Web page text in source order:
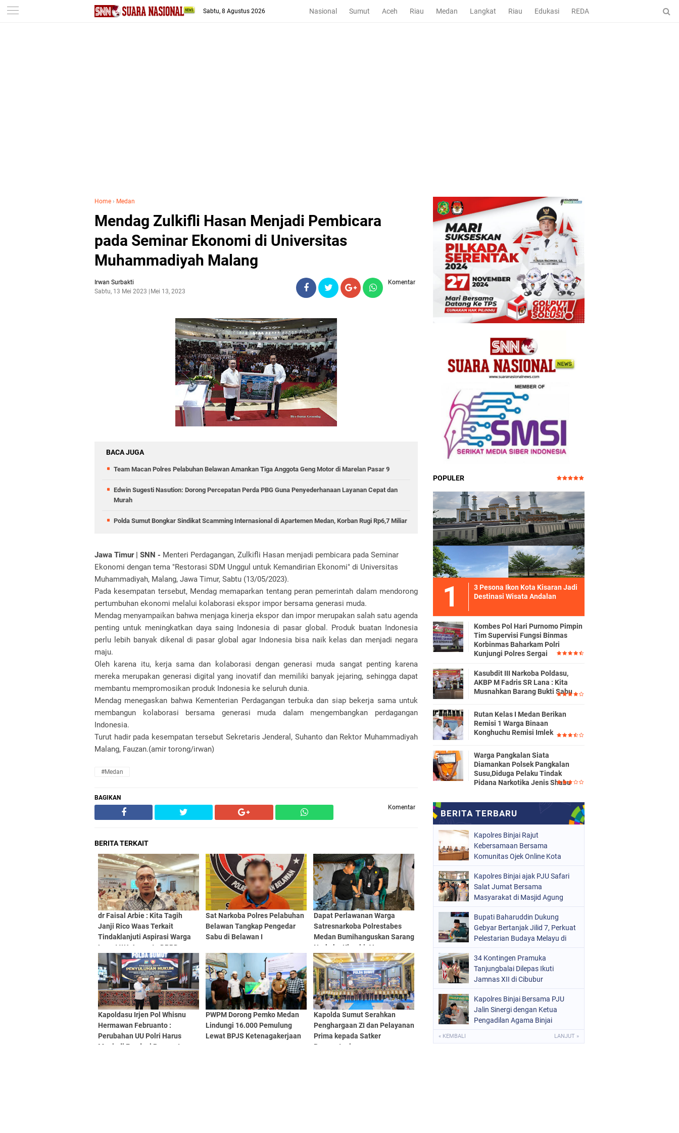
-->
Sabtu, 8 Agustus 2026 Nasional Sumut Aceh Riau Medan Langkat Riau Edukasi REDAKSI
Home › Medan
Mendag Zulkifli Hasan Menjadi Pembicara
pada Seminar Ekonomi di Universitas
Muhammadiyah Malang
Irwan Surbakti
Sabtu, 13 Mei 2023
Mei 13, 2023
Komentar
BACA JUGA
Team Macan Polres Pelabuhan Belawan Amankan Tiga Anggota Geng Motor di Marelan Pasar 9
Edwin Sugesti Nasution: Dorong Percepatan Perda PBG Guna Penyederhanaan Layanan Cepat dan
Murah
Polda Sumut Bongkar Sindikat Scamming Internasional di Apartemen Medan, Korban Rugi Rp6,7 Miliar
Jawa Timur | SNN - Menteri Perdagangan, Zulkifli Hasan menjadi pembicara pada Seminar
Ekonomi dengan tema "Restorasi SDM Unggul untuk Kemandirian Ekonomi" di Universitas
Muhammadiyah, Malang, Jawa Timur, Sabtu (13/05/2023).
Pada kesempatan tersebut, Mendag memaparkan tentang peran pemerintah dalam mendorong
pertumbuhan ekonomi melalui kolaborasi ekspor impor bersama generasi muda.
Mendag menyampaikan bahwa menjaga kinerja ekspor dan impor merupakan salah satu agenda
penting untuk meningkatkan daya saing Indonesia di pasar global. Produk buatan Indonesia
perlu lebih banyak dikenal di pasar global agar Indonesia bisa naik kelas dan menjadi negara
maju.
Oleh karena itu, kerja sama dan kolaborasi dengan generasi muda sangat penting karena
mereka merupakan generasi digital yang inovatif dan memiliki banyak jejaring, sehingga dapat
membantu mempromosikan produk Indonesia ke seluruh dunia.
Mendag menegaskan bahwa Kementerian Perdagangan terbuka dan siap bekerja sama untuk
membangun kolaborasi bersama generasi muda dalam mengembangkan perdagangan
Indonesia.
Turut hadir pada kesempatan tersebut Sekretaris Jenderal, Suhanto dan Rektor Muhammadiyah
Malang, Fauzan.(amir torong/irwan)
#Medan
BAGIKAN
Komentar
BERITA TERKAIT
dr Faisal Arbie : Kita Tagih
Janji Rico Waas Terkait
Tindaklanjuti Aspirasi Warga
Lewat WA Anggota DPRD
Medan
Sat Narkoba Polres Pelabuhan
Belawan Tangkap Pengedar
Sabu di Belawan I
Dapat Perlawanan Warga
Satresnarkoba Polrestabes
Medan Bumihanguskan Sarang
Narkoba Klambir V
Kapoldasu Irjen Pol Whisnu
Hermawan Februanto :
Perubahan UU Polri Harus
Menjadi Fondasi Penguatan
PWPM Dorong Pemko Medan
Lindungi 16.000 Pemulung
Lewat BPJS Ketenagakerjaan
Kapolda Sumut Serahkan
Penghargaan ZI dan Pelayanan
Prima kepada Satker
Berprestasi
POPULER
3 Pesona Ikon Kota Kisaran Jadi
Destinasi Wisata Andalan
Kombes Pol Hari Purnomo Pimpin
Tim Supervisi Fungsi Binmas
Korbinmas Baharkam Polri
Kunjungi Polres Sergai
Kasubdit III Narkoba Poldasu,
AKBP M Fadris SR Lana : Kita
Musnahkan Barang Bukti Sabu
Rutan Kelas I Medan Berikan
Remisi 1 Warga Binaan
Konghuchu Remisi Imlek
Warga Pangkalan Siata
Diamankan Polsek Pangkalan
Susu,Diduga Pelaku Tindak
Pidana Narkotika Jenis Shabu
Kapolres Binjai Rajut
Kebersamaan Bersama
Komunitas Ojek Online Kota
Kapolres Binjai ajak PJU Safari
Salat Jumat Bersama
Masyarakat di Masjid Agung
Bupati Baharuddin Dukung
Gebyar Bertanjak Jilid 7, Perkuat
Pelestarian Budaya Melayu di
34 Kontingen Pramuka
Tanjungbalai Dilepas Ikuti
Jamnas XII di Cibubur
Kapolres Binjai Bersama PJU
Jalin Sinergi dengan Ketua
Pengadilan Agama Binjai
« KEMBALI LANJUT »